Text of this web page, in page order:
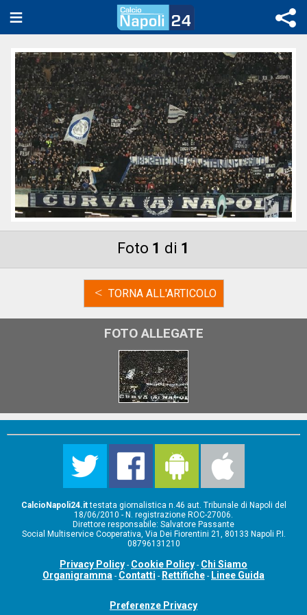
Foto 1 di 1
< TORNA ALL'ARTICOLO
FOTO ALLEGATE
CalcioNapoli24.ittestata giornalistica n.46 aut. Tribunale di Napoli del
18/06/2010 - N. registrazione ROC-27006.
Direttore responsabile: Salvatore Passante
Social Multiservice Cooperativa, Via Dei Fiorentini 21, 80133 Napoli P.I.
08796131210
Privacy Policy - Cookie Policy - Chi Siamo
Organigramma - Contatti - Rettifiche - Linee Guida
Preferenze Privacy